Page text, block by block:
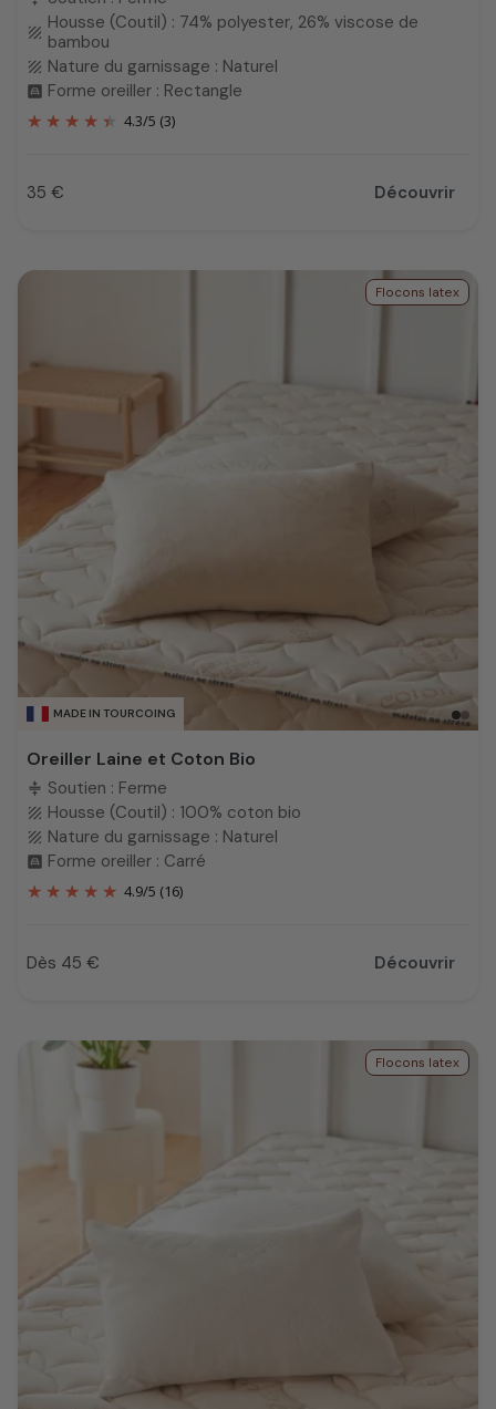
texture Housse (Coutil) : 74% polyester, 26% viscose de
bambou
texture Nature du garnissage : Naturel
bedroom_child Forme oreiller : Rectangle
4.3/5 (3)
Prix
35 € Découvrir
MADE IN TOURCOING
Flocons latex
Oreiller Laine et Coton Bio
compress Soutien : Ferme
texture Housse (Coutil) : 100% coton bio
texture Nature du garnissage : Naturel
bedroom_child Forme oreiller : Carré
4.9/5 (16)
Prix
Dès 45 € Découvrir
Flocons latex